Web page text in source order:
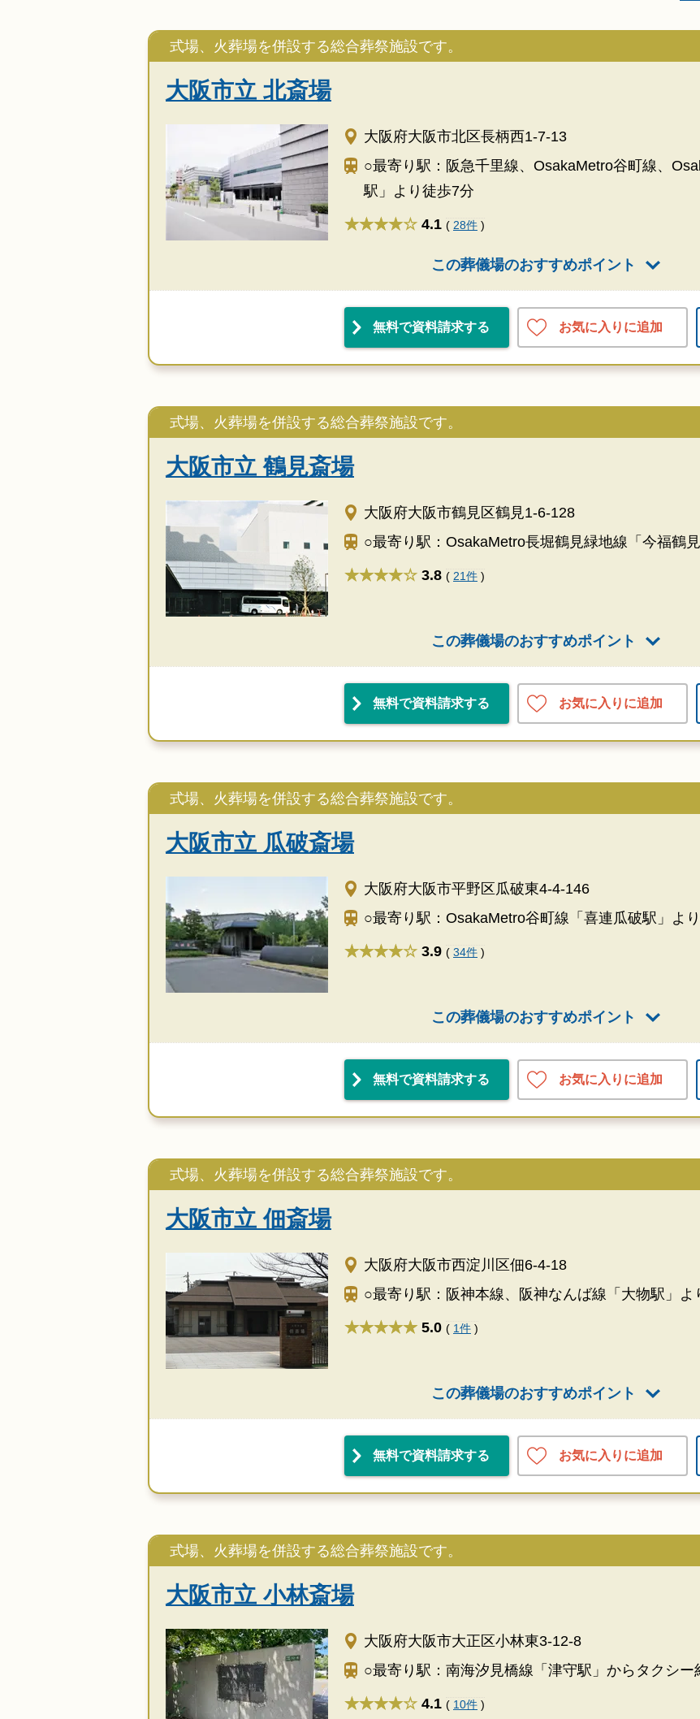
式場、火葬場を併設する総合葬祭施設です。
大阪市立 北斎場
大阪府大阪市北区長柄西1-7-13
○最寄り駅：阪急千里線、OsakaMetro谷町線、
駅」より徒歩7分
★★★★ 4.1 ( 28件 )
この葬儀場のおすすめポイント
無料で資料請求する お気に入りに追加
式場、火葬場を併設する総合葬祭施設です。
大阪市立 鶴見斎場
大阪府大阪市鶴見区鶴見1-6-128
○最寄り駅：OsakaMetro長堀鶴見緑地線「今福鶴
★★★★ 3.8 ( 21件 )
この葬儀場のおすすめポイント
無料で資料請求する お気に入りに追加
式場、火葬場を併設する総合葬祭施設です。
大阪市立 瓜破斎場
大阪府大阪市平野区瓜破東4-4-146
○最寄り駅：OsakaMetro谷町線「喜連瓜破駅」よ
★★★★ 3.9 ( 34件 )
この葬儀場のおすすめポイント
無料で資料請求する お気に入りに追加
式場、火葬場を併設する総合葬祭施設です。
大阪市立 佃斎場
大阪府大阪市西淀川区佃6-4-18
○最寄り駅：阪神本線、阪神なんば線「大物駅」よ
★★★★★ 5.0 ( 1件 )
この葬儀場のおすすめポイント
無料で資料請求する お気に入りに追加
式場、火葬場を併設する総合葬祭施設です。
大阪市立 小林斎場
大阪府大阪市大正区小林東3-12-8
○最寄り駅：南海汐見橋線「津守駅」からタクシー
★★★★ 4.1 ( 10件 )